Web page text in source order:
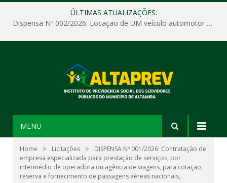
ÚLTIMAS ATUALIZAÇÕES:
Dispensa Nº 002/2026: Locação de UM veículo automotor sem motorista, tipo passeio, com seguro total e quilometragem livre, para atender as demandas operacionais e administrativas do Instituto de Previdência Social dos Servidores Públicos do Município de Altamira – PA – ALTAPREV.
MENU
Home » Licitações »
DISPENSA Nº 001/2026: Contratação de
empresa especializada para prestação de serviços, por
intermédio de operadora ou agência de viagens, para cotação,
reserva e fornecimento de passagens aéreas nacionais,